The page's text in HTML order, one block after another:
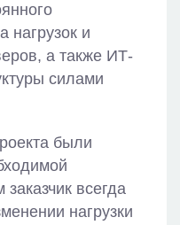
нагрузок и
а также ИТ-
силами
были
всегда
нагрузки